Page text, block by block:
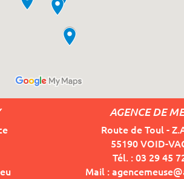
AGENCE DE
Route de Toul -
55190 VOID-
Tél. : 03 29 45
Mail :